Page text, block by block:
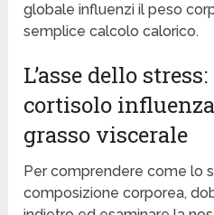
globale influenzi il peso
semplice calcolo calorico.
L’asse dello
cortisolo
grasso viscerale
Per comprendere come lo
composizione corporea,